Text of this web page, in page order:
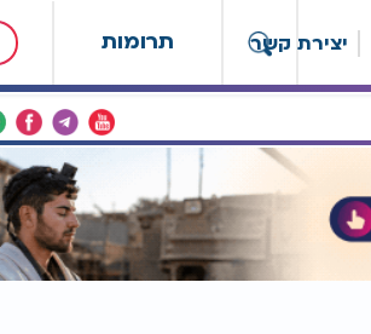
תרומות יצירת קשר